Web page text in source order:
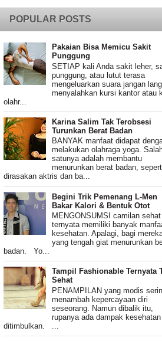
POPULAR POSTS
Pakaian Bisa Memicu Sakit
Punggung
SETIAP kali Anda sakit leher,
punggung, atau lutut terasa
mengeluarkan suara jangan
menyalahkan kursi kantor atau
olahr...
Karina Salim Tak Terobsesi
Turunkan Berat Badan
BANYAK manfaat didapat
melakukan olahraga yoga.
satunya adalah membantu
menurunkan berat badan,
dirasakan aktris dan ba...
Begini Trik Pemenang L-Men
Bakar Kalori & Bentuk Otot
MENGONSUMSI camilan sehat
ternyata memiliki banyak
kesehatan. Apalagi, bagi
yang tengah giat menurunkan
badan. Yo...
Tampil Fashionable Ternyata
Sehat
PENAMPILAN yang modis
menambah kepercayaan diri
seseorang. Namun dibalik itu,
rupanya ada dampak
ditimbulkan. ...